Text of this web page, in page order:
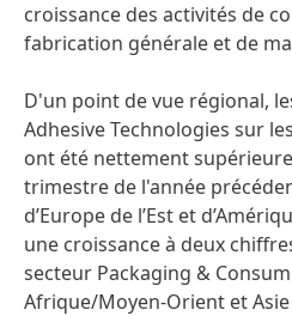
croissance des activités de
fabrication générale et de
D'un point de vue régional,
Adhesive Technologies sur les
ont été nettement
trimestre de l'année
d’Europe de l’Est et
une croissance à deux
secteur Packaging &
Afrique/Moyen-Orient et